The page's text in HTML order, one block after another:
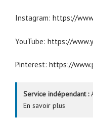
Instagram: https://
YouTube: https://
Pinterest: https://
Service indépendant :
En savoir plus